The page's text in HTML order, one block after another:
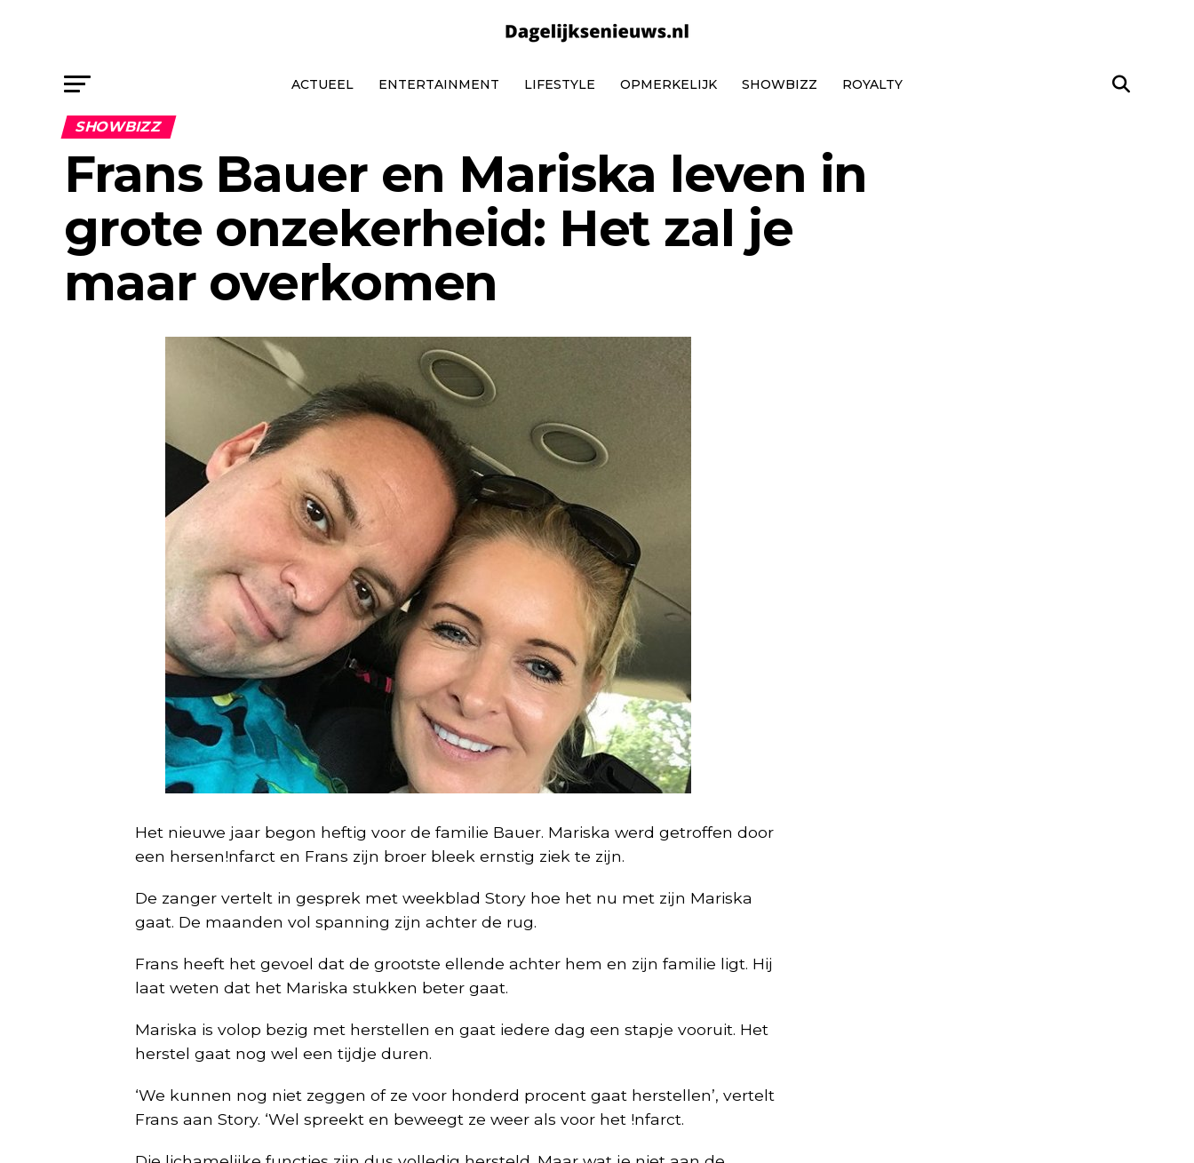
ACTUEEL ENTERTAINMENT LIFESTYLE OPMERKELIJK SHOWBIZZ ROYALTY
SHOWBIZZ
Frans Bauer en Mariska leven in
grote onzekerheid: Het zal je
maar overkomen
Het nieuwe jaar begon heftig voor de familie Bauer. Mariska werd getroffen door
een hersen!nfarct en Frans zijn broer bleek ernstig ziek te zijn.
De zanger vertelt in gesprek met weekblad Story hoe het nu met zijn Mariska
gaat. De maanden vol spanning zijn achter de rug.
Frans heeft het gevoel dat de grootste ellende achter hem en zijn familie ligt. Hij
laat weten dat het Mariska stukken beter gaat.
Mariska is volop bezig met herstellen en gaat iedere dag een stapje vooruit. Het
herstel gaat nog wel een tijdje duren.
‘We kunnen nog niet zeggen of ze voor honderd procent gaat herstellen’, vertelt
Frans aan Story. ‘Wel spreekt en beweegt ze weer als voor het !nfarct.